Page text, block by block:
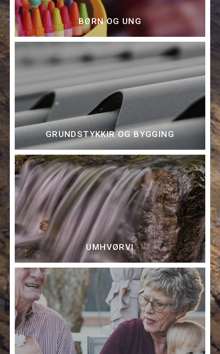
BØRN OG UNG
GRUNDSTYKKIR OG BYGGING
UMHVØRVI